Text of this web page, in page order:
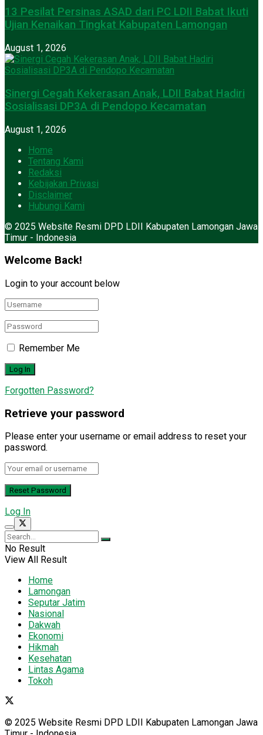
13 Pesilat Persinas ASAD dari PC LDII Babat Ikuti
Ujian Kenaikan Tingkat Kabupaten Lamongan
August 1, 2026
Sinergi Cegah Kekerasan Anak, LDII Babat Hadiri
Sosialisasi DP3A di Pendopo Kecamatan
August 1, 2026
Home
Tentang Kami
Redaksi
Kebijakan Privasi
Disclaimer
Hubungi Kami
© 2025 Website Resmi DPD LDII Kabupaten Lamongan Jawa
Timur - Indonesia
Welcome Back!
Login to your account below
Remember Me
Forgotten Password?
Retrieve your password
Please enter your username or email address to reset your
password.
Log In
No Result
View All Result
Home
Lamongan
Seputar Jatim
Nasional
Dakwah
Ekonomi
Hikmah
Kesehatan
Lintas Agama
Tokoh
© 2025 Website Resmi DPD LDII Kabupaten Lamongan Jawa